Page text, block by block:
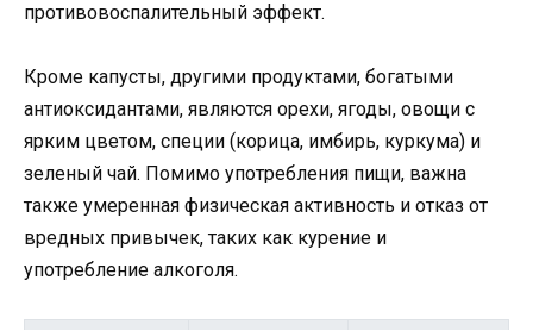
противовоспалительный эффект.
Кроме капусты, другими продуктами, богатыми
антиоксидантами, являются орехи, ягоды, овощи с
ярким цветом, специи (корица, имбирь, куркума) и
зеленый чай. Помимо употребления пищи, важна
также умеренная физическая активность и отказ от
вредных привычек, таких как курение и
употребление алкоголя.